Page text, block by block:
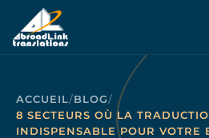
Aller au contenu principal
ACCUEIL/BLOG/
8 SECTEURS OÙ LA
INDISPENSABLE POUR VOTRE